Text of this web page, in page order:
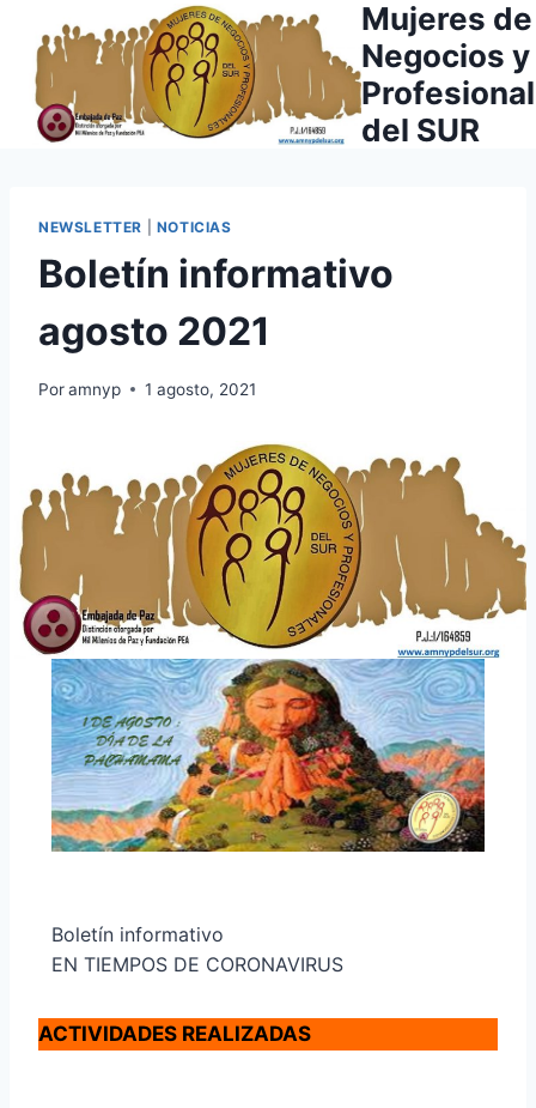
contenido
Mujeres de
Negocios y
del SUR
NEWSLETTER NOTICIAS
Boletín informativo
agosto 2021
Poramnyp 1 agosto, 2021
Boletín informativo
EN TIEMPOS DE CORONAVIRUS
ACTIVIDADES REALIZADAS